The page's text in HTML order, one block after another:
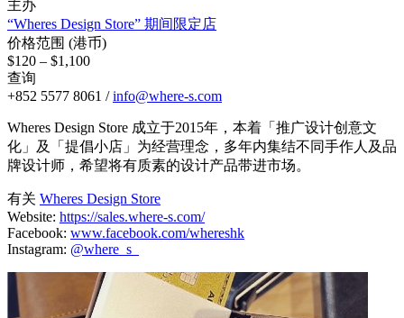
主办
“Wheres Design Store” 期间限定店
价格范围 (港币)
$120 – $1,100
查询
+852 5577 8061 /info@where-s.com
Wheres Design Store 成立于2015年，本着「推广设计创意文
化」及「提倡小店」为经营理念，多年内集结不同手作人及品
牌设计师，希望将有质素的设计产品带进市场。
有关 Wheres Design Store
Website: https://sales.where-s.com/
Facebook: www.facebook.com/whereshk
Instagram: @where_s_